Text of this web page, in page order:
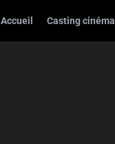
Accueil Casting cinéma